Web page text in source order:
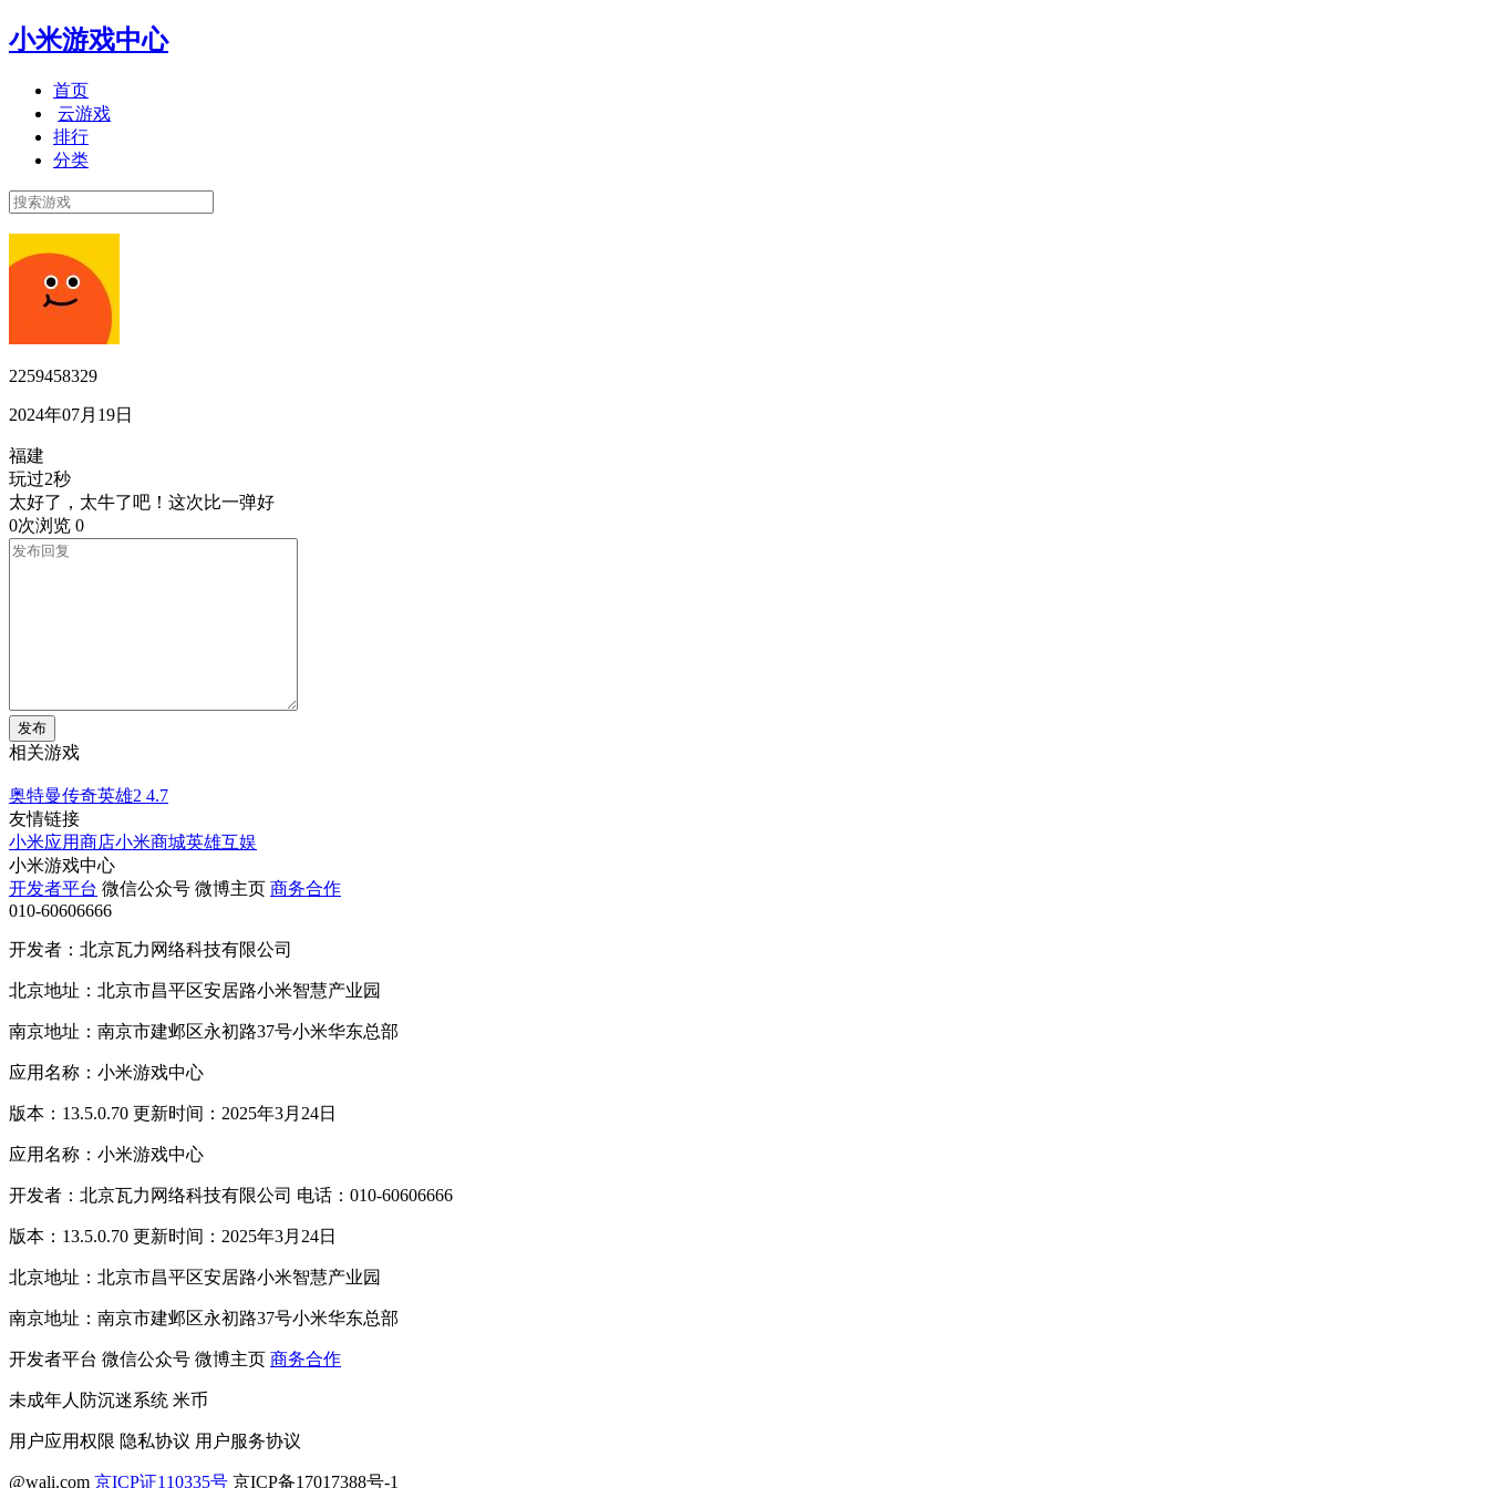
小米游戏中心
首页
云游戏
排行
分类
2259458329
2024年07月19日
福建
玩过2秒
太好了，太牛了吧！这次比一弹好
0次浏览 0
发布
相关游戏
奥特曼传奇英雄2 4.7
友情链接
小米应用商店小米商城英雄互娱
小米游戏中心
开发者平台 微信公众号 微博主页 商务合作
010-60606666
开发者：北京瓦力网络科技有限公司
北京地址：北京市昌平区安居路小米智慧产业园
南京地址：南京市建邺区永初路37号小米华东总部
应用名称：小米游戏中心
版本：13.5.0.70 更新时间：2025年3月24日
应用名称：小米游戏中心
开发者：北京瓦力网络科技有限公司 电话：010-60606666
版本：13.5.0.70 更新时间：2025年3月24日
北京地址：北京市昌平区安居路小米智慧产业园
南京地址：南京市建邺区永初路37号小米华东总部
开发者平台 微信公众号 微博主页 商务合作
未成年人防沉迷系统 米币
用户应用权限 隐私协议 用户服务协议
@wali.com 京ICP证110335号 京ICP备17017388号-1